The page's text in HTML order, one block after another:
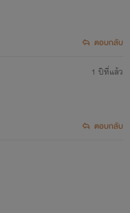
ตอบกลับ
1 ปีที่แล้ว
ตอบกลับ